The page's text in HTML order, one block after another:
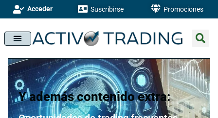
Acceder Suscribirse Promociones
Y además contenido extra: